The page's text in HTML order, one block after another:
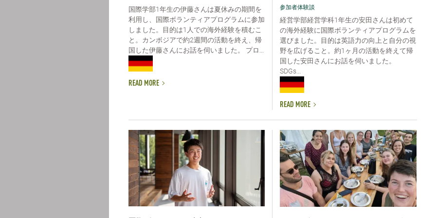
国際学部1年生の伊藤さんは夏休みの期間を
利用し、国際ボランティアプログラムに参加
しました。目的は1人での海外経験を積むこ
と。カンボジアで約2週間の活動を終え、帰
国した伊藤さんにお話を伺いました。 プロ...
READ MORE
参加者体験談
経営学部経営学科1年生の安田さんは初めて
の海外経験に国際ボランティアプログラムを
選びました。目的は英語力の向上と自分の視
野を広げること。約1ヶ月の活動を終えて帰
国した安田さんにお話を伺いました。
SDGs...
READ MORE